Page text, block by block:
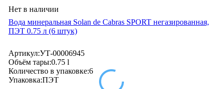
Нет в наличии
Вода минеральная Solan de Cabras SPORT негазированная,
ПЭТ 0.75 л (6 штук)
Артикул:УТ-00006945
Объём тары:0.75 l
Количество в упаковке:6
Упаковка:ПЭТ